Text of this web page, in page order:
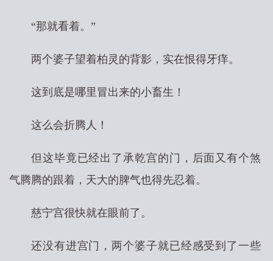
“那就看着。”
两个婆子望着柏灵的背影，实在恨得牙痒。
这到底是哪里冒出来的小畜生！
这么会折腾人！
但这毕竟已经出了承乾宫的门，后面又有个煞
气腾腾的跟着，天大的脾气也得先忍着。
慈宁宫很快就在眼前了。
还没有进宫门，两个婆子就已经感受到了一些